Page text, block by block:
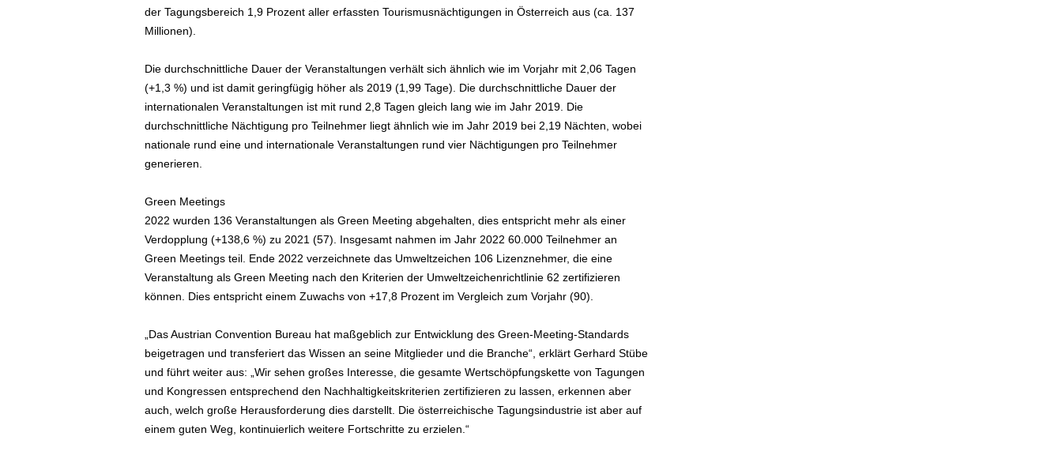
der Tagungsbereich 1,9 Prozent aller erfassten Tourismusnächtigungen in Österreich aus (ca. 137
Millionen).
Die durchschnittliche Dauer der Veranstaltungen verhält sich ähnlich wie im Vorjahr mit 2,06 Tagen
(+1,3 %) und ist damit geringfügig höher als 2019 (1,99 Tage). Die durchschnittliche Dauer der
internationalen Veranstaltungen ist mit rund 2,8 Tagen gleich lang wie im Jahr 2019. Die
durchschnittliche Nächtigung pro Teilnehmer liegt ähnlich wie im Jahr 2019 bei 2,19 Nächten, wobei
nationale rund eine und internationale Veranstaltungen rund vier Nächtigungen pro Teilnehmer
generieren.
Green Meetings
2022 wurden 136 Veranstaltungen als Green Meeting abgehalten, dies entspricht mehr als einer
Verdopplung (+138,6 %) zu 2021 (57). Insgesamt nahmen im Jahr 2022 60.000 Teilnehmer an
Green Meetings teil. Ende 2022 verzeichnete das Umweltzeichen 106 Lizenznehmer, die eine
Veranstaltung als Green Meeting nach den Kriterien der Umweltzeichenrichtlinie 62 zertifizieren
können. Dies entspricht einem Zuwachs von +17,8 Prozent im Vergleich zum Vorjahr (90).
„Das Austrian Convention Bureau hat maßgeblich zur Entwicklung des Green-Meeting-Standards
beigetragen und transferiert das Wissen an seine Mitglieder und die Branche“, erklärt Gerhard Stübe
und führt weiter aus: „Wir sehen großes Interesse, die gesamte Wertschöpfungskette von Tagungen
und Kongressen entsprechend den Nachhaltigkeitskriterien zertifizieren zu lassen, erkennen aber
auch, welch große Herausforderung dies darstellt. Die österreichische Tagungsindustrie ist aber auf
einem guten Weg, kontinuierlich weitere Fortschritte zu erzielen.“